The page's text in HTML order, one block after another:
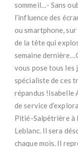
sommeil…- Sans
l’influence des
ou smartphone,
de la tête qui
semaine
vous pose tous
spécialiste de ces
répandus
de service
Pitié-Salpêtrière à
Leblanc. Il sera
chaque mois. Il